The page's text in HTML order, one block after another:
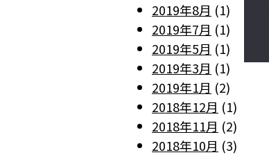
2019年8月 (1)
2019年7月 (1)
2019年5月 (1)
2019年3月 (1)
2019年1月 (2)
2018年12月 (1)
2018年11月 (2)
2018年10月 (3)